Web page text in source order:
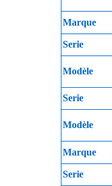
Marque
Serie
Modèle
Serie
Modèle
Marque
Serie